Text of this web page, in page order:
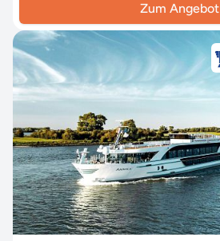
Zum Angebot